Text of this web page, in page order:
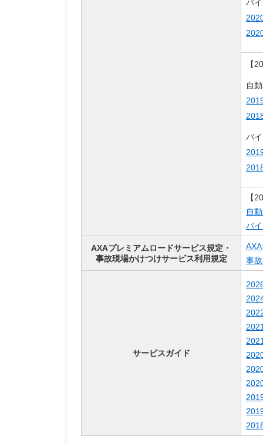
バ
【
自
バ
【
自
バ
AXAプレミアムロードサービス規定・
事故現場かけつけサービス利用規定
事
サービスガイド